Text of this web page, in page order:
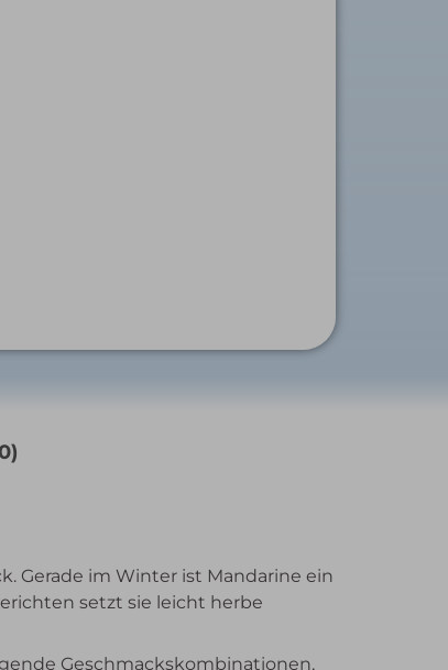
Gerade im Winter ist Mandarine ein
setzt sie leicht herbe
Geschmackskombinationen,